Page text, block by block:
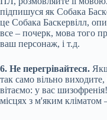
підпишуся як Собака
це Собака Баскервілл,
все – почерк, мова того
ваш персонаж, і т.д.
6. Не перегрівайтеся.
так само вільно
вітаємо: у вас
місцях з м'яким кліматом